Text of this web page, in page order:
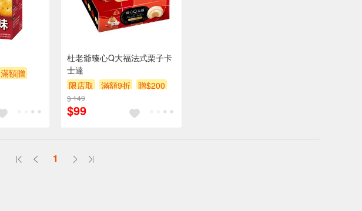
滿額贈
杜老爺臻心Q大福法式栗子卡
士達
限店取
滿額9折 贈$200
$ 149
$99
1